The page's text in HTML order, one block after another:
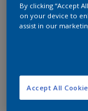
By clicking “Accept
on your device to
assist in our
Accept All